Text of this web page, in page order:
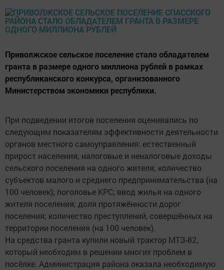
Приволжское сельское поселение стало обладателем
гранта в размере одного миллиона рублей в рамках
республиканского конкурса, организованного
Министерством экономики республики.
При подведении итогов поселения оценивались по
следующим показателям эффективности деятельности
органов местного самоуправления: естественный
прирост населения; налоговые и неналоговые доходы
сельского поселения на одного жителя; количество
субъектов малого и среднего предпринимательства (на
100 человек); поголовье КРС; ввод жилья на одного
жителя поселения; доля протяжённости дорог
поселения; количество преступлений, совершённых на
территории поселения (на 100 человек).
На средства гранта купили новый трактор МТЗ-82,
который необходим в решении многих проблем в
посёлке. Администрация района оказала необходимую